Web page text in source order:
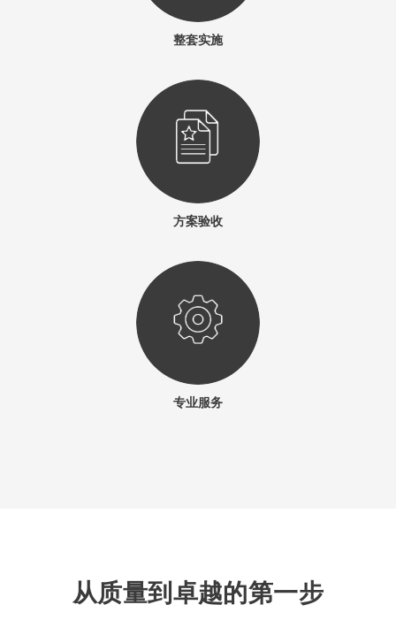
整套实施
方案验收
专业服务
从质量到卓越的第一步